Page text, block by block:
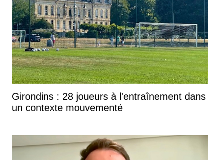
Girondins : 28 joueurs à l'entraînement dans
un contexte mouvementé